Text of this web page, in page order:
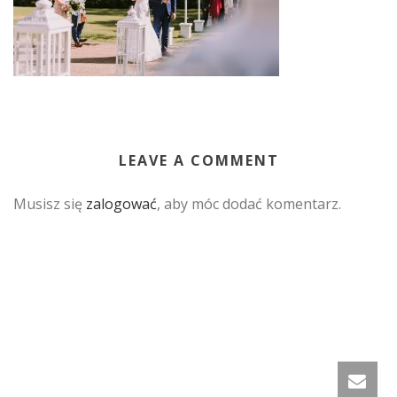
LEAVE A COMMENT
Musisz się zalogować, aby móc dodać komentarz.